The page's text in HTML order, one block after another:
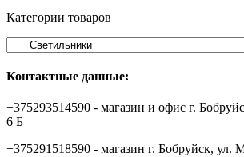
Категории товаров
Контактные данные:
+375293514590 - магазин и офис г.
6 Б
+375291518590 - магазин г. Бобруйск, ул.